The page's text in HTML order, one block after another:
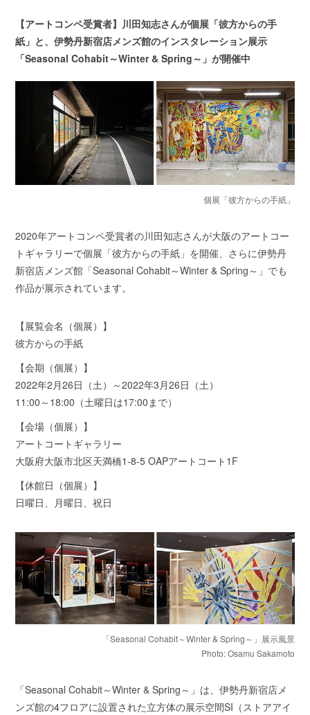
【アートコンペ受賞者】川田知志さんが個展「彼方からの手
紙」と、伊勢丹新宿店メンズ館のインスタレーション展示
「Seasonal Cohabit～Winter & Spring～」が開催中
個展「彼方からの手紙」
2020年アートコンペ受賞者の川田知志さんが大阪のアートコー
トギャラリーで個展「彼方からの手紙」を開催、さらに伊勢丹
新宿店メンズ館「Seasonal Cohabit～Winter & Spring～」でも
作品が展示されています。
【展覧会名（個展）】
彼方からの手紙
【会期（個展）】
2022年2月26日（土）～2022年3月26日（土）
11:00～18:00（土曜日は17:00まで）
【会場（個展）】
アートコートギャラリー
大阪府大阪市北区天満橋1-8-5 OAPアートコート1F
【休館日（個展）】
日曜日、月曜日、祝日
「Seasonal Cohabit～Winter & Spring～」展示風景
Photo: Osamu Sakamoto
「Seasonal Cohabit～Winter & Spring～」は、伊勢丹新宿店メ
ンズ館の4フロアに設置された立方体の展示空間SI（ストアアイ